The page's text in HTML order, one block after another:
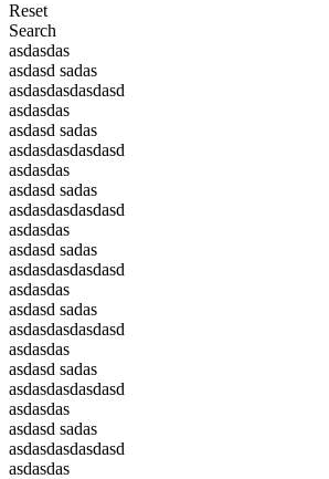
Reset
Search
asdasdas
asdasd sadas
asdasdasdasdasd
asdasdas
asdasd sadas
asdasdasdasdasd
asdasdas
asdasd sadas
asdasdasdasdasd
asdasdas
asdasd sadas
asdasdasdasdasd
asdasdas
asdasd sadas
asdasdasdasdasd
asdasdas
asdasd sadas
asdasdasdasdasd
asdasdas
asdasd sadas
asdasdasdasdasd
asdasdas